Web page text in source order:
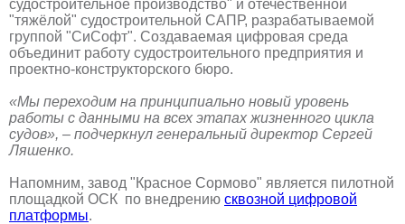
судостроительное производство" и отечественной
"тяжёлой" судостроительной САПР, разрабатываемой
группой "СиСофт". Создаваемая цифровая среда
объединит работу судостроительного предприятия и
проектно-конструкторского бюро.
«Мы переходим на принципиально новый уровень
работы с данными на всех этапах жизненного цикла
судов», – подчеркнул генеральный директор Сергей
Ляшенко.
Напомним, завод "Красное Сормово" является пилотной
площадкой ОСК по внедрению сквозной цифровой
платформы.